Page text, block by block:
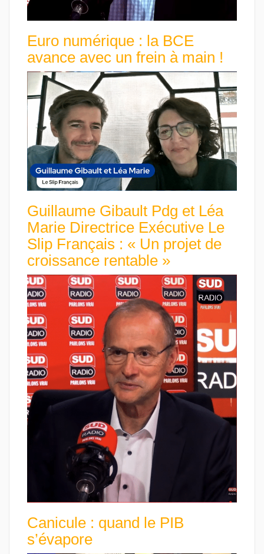
Euro numérique : la BCE
avance avec un frein à main !
Guillaume Gibault Pdg et Léa
Marie Directrice Exécutive Le
Slip Français : « Un projet de
croissance rentable »
Canicule : quand le PIB
s’évapore